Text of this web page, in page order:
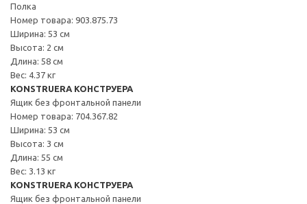
Полка
Номер товара: 903.875.73
Ширина: 53 см
Высота: 2 см
Длина: 58 см
Вес: 4.37 кг
KONSTRUERA КОНСТРУЕРА
Ящик без фронтальной панели
Номер товара: 704.367.82
Ширина: 53 см
Высота: 3 см
Длина: 55 см
Вес: 3.13 кг
KONSTRUERA КОНСТРУЕРА
Ящик без фронтальной панели